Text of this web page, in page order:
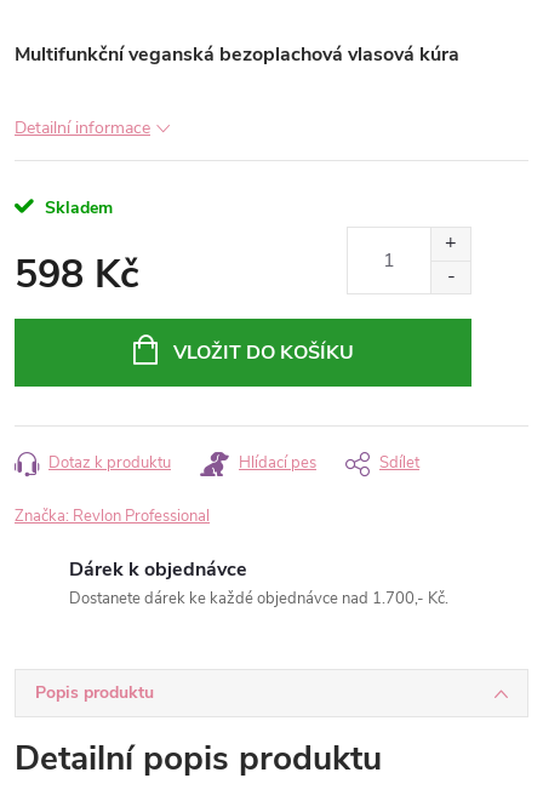
Multifunkční veganská bezoplachová vlasová kúra
Detailní informace
Skladem
598 Kč
VLOŽIT DO KOŠÍKU
Dotaz k produktu Hlídací pes Sdílet
Značka: Revlon Professional
Dárek k objednávce
Dostanete dárek ke každé objednávce nad 1.700,- Kč.
Popis produktu
Detailní popis produktu